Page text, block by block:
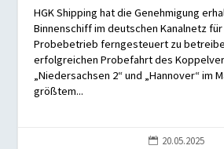
HGK Shipping hat die Genehmigung
Binnenschiff im deutschen Kanalnetz
Probebetrieb ferngesteuert zu
erfolgreichen Probefahrt des
„Niedersachsen 2“ und „Hannover“ im
größtem...
 20.05.2025